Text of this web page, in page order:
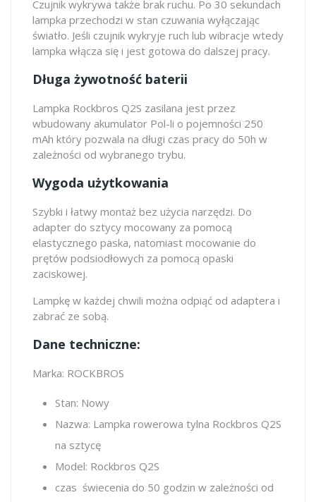
Czujnik wykrywa także brak ruchu. Po 30 sekundach
lampka przechodzi w stan czuwania wyłączając
światło. Jeśli czujnik wykryje ruch lub wibracje wtedy
lampka włącza się i jest gotowa do dalszej pracy.
Długa żywotność baterii
Lampka Rockbros Q2S zasilana jest przez
wbudowany akumulator Pol-li o pojemności 250
mAh który pozwala na długi czas pracy do 50h w
zależności od wybranego trybu.
Wygoda użytkowania
Szybki i łatwy montaż bez użycia narzędzi. Do
adapter do sztycy mocowany za pomocą
elastycznego paska, natomiast mocowanie do
prętów podsiodłowych za pomocą opaski
zaciskowej.
Lampkę w każdej chwili można odpiąć od adaptera i
zabrać ze sobą.
Dane techniczne:
Marka: ROCKBROS
Stan: Nowy
Nazwa: Lampka rowerowa tylna Rockbros Q2S
na sztycę
Model: Rockbros Q2S
czas świecenia do 50 godzin w zależności od